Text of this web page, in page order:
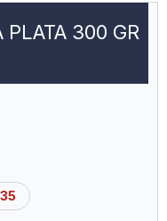
PLATA 300 GR
35